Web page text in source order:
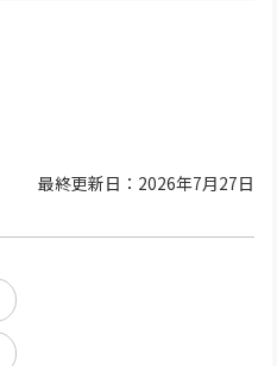
最終更新日：2026年7月27日